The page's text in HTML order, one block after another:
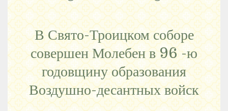
В Свято-Троицком соборе
совершен Молебен в 96 -ю
годовщину образования
Воздушно-десантных войск